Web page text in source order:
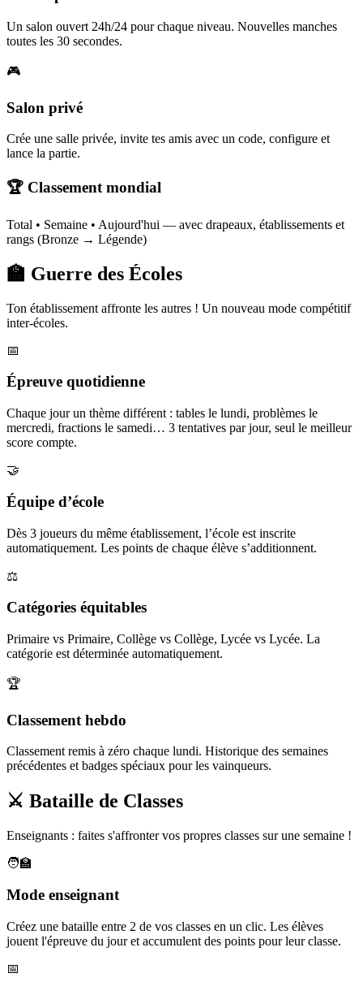
Un salon ouvert 24h/24 pour chaque niveau. Nouvelles manches
toutes les 30 secondes.
🎮
Salon privé
Crée une salle privée, invite tes amis avec un code, configure et
lance la partie.
🏆 Classement mondial
Total • Semaine • Aujourd'hui — avec drapeaux, établissements et
rangs (Bronze → Légende)
🏫 Guerre des Écoles
Ton établissement affronte les autres ! Un nouveau mode compétitif
inter-écoles.
📅
Épreuve quotidienne
Chaque jour un thème différent : tables le lundi, problèmes le
mercredi, fractions le samedi… 3 tentatives par jour, seul le meilleur
score compte.
🤝
Équipe d’école
Dès 3 joueurs du même établissement, l’école est inscrite
automatiquement. Les points de chaque élève s’additionnent.
⚖️
Catégories équitables
Primaire vs Primaire, Collège vs Collège, Lycée vs Lycée. La
catégorie est déterminée automatiquement.
🏆
Classement hebdo
Classement remis à zéro chaque lundi. Historique des semaines
précédentes et badges spéciaux pour les vainqueurs.
⚔️ Bataille de Classes
Enseignants : faites s'affronter vos propres classes sur une semaine !
🧑‍🏫
Mode enseignant
Créez une bataille entre 2 de vos classes en un clic. Les élèves
jouent l'épreuve du jour et accumulent des points pour leur classe.
📅